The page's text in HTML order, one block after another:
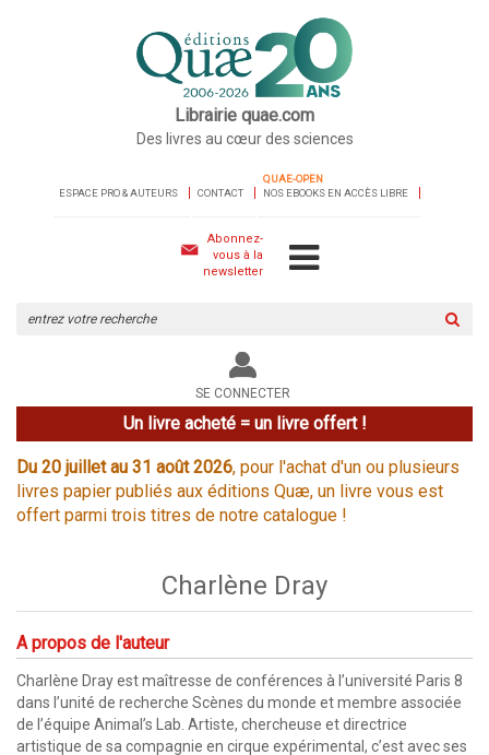
Librairie quae.com
Des livres au cœur des sciences
ESPACE PRO & AUTEURS CONTACT
QUAE-OPEN
NOS EBOOKS EN ACCÈS LIBRE
Abonnez-
vous à la
newsletter
le
site
SE CONNECTER
Un livre acheté = un livre offert !
Du 20 juillet au 31 août 2026, pour l'achat d'un ou plusieurs
livres papier publiés aux éditions Quæ, un livre vous est
offert parmi trois titres de notre catalogue !
Charlène Dray
A propos de l'auteur
Charlène Dray est maîtresse de conférences à l’université Paris 8
dans l’unité de recherche Scènes du monde et membre associée
de l’équipe Animal’s Lab. Artiste, chercheuse et directrice
artistique de sa compagnie en cirque expérimental, c’est avec ses